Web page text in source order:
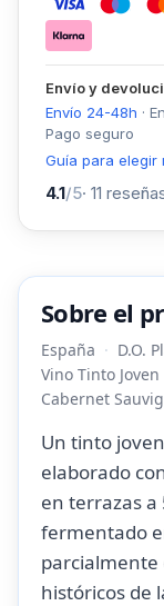
Envío y
Envío 24-48h ·
Pago seguro
Guía para elegir
4.1/5· 11
Sobre el
España D.O.
Vino Tinto Joven
Cabernet
Un tinto
elaborado
en terrazas
fermentado
parcialmente
históricos de